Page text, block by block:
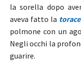
la sorella dopo
aveva fatto la
polmone con un
Negli occhi la
guarire.